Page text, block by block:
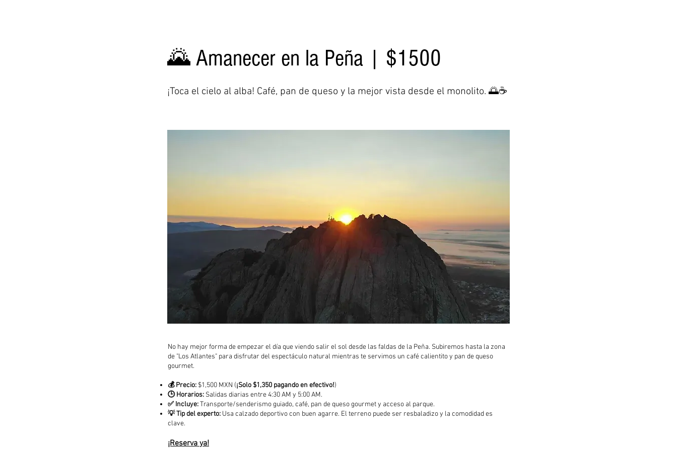
🌄 Amanecer en la Peña | $1500
¡Toca el cielo al alba! Café, pan de queso y la mejor vista desde el monolito. 🌅☕
No hay mejor forma de empezar el día que viendo salir el sol desde las faldas de la Peña. Subiremos hasta la zona
de "Los Atlantes" para disfrutar del espectáculo natural mientras te servimos un café calientito y pan de queso
gourmet.
💰 Precio: $1,500 MXN (¡Solo $1,350 pagando en efectivo!)
🕒 Horarios: Salidas diarias entre 4:30 AM y 5:00 AM.
✅ Incluye:Transporte/senderismo guiado, café, pan de queso gourmet y acceso al parque.
💡 Tip del experto: Usa calzado deportivo con buen agarre. El terreno puede ser resbaladizo y la comodidad es
clave.
¡Reserva ya!